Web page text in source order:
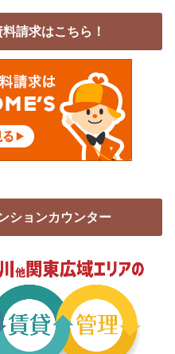
請求はこちら！
ションカウンター